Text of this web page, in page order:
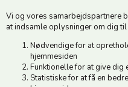
Vi og vores samarbejdspartnere
at indsamle oplysninger om dig
Nødvendige for at
hjemmesiden
Funktionelle for at give dig
Statistiske for at få en
CVR 49879415 Mail
Åbningstider: Man-Fre 9.00-
Lørdag 9.00-12.00